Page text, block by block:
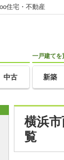
住宅・不動産
中古
一戸建てを
新築
横浜
覧